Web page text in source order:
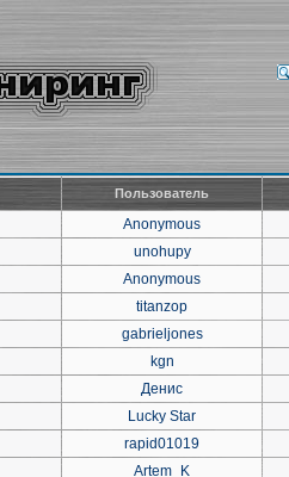
Пользователь
Anonymous
unohupy
Anonymous
titanzop
gabrieljones
kgn
Денис
Lucky Star
rapid01019
Artem_K